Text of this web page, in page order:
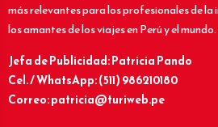
más relevantes para los profesionales de la
los amantes de los viajes en Perú y el mundo.
Jefa de Publicidad: Patricia Pando
Cel. / WhatsApp: (511) 986210180
Correo: patricia@turiweb.pe